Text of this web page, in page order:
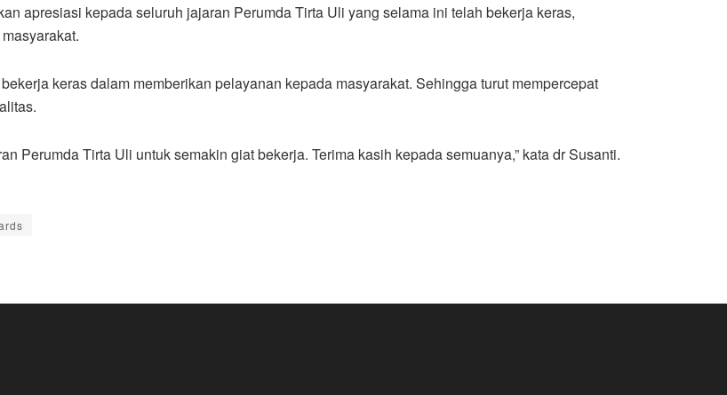
apresiasi kepada seluruh jajaran Perumda Tirta Uli yang selama ini telah bekerja keras,
keras dalam memberikan pelayanan kepada masyarakat. Sehingga turut mempercepat
Perumda Tirta Uli untuk semakin giat bekerja. Terima kasih kepada semuanya,” kata dr Susanti.